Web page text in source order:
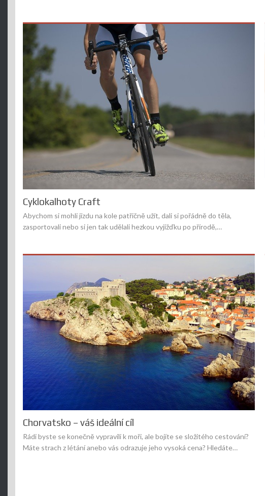
Cyklokalhoty Craft
Abychom si mohli jízdu na kole patřičně užít, dali si pořádně do těla,
zasportovali nebo si jen tak udělali hezkou vyjížďku po přírodě,…
Chorvatsko – váš ideální cíl
Rádi byste se konečně vypravili k moři, ale bojíte se složitého cestování?
Máte strach z létání anebo vás odrazuje jeho vysoká cena? Hledáte…